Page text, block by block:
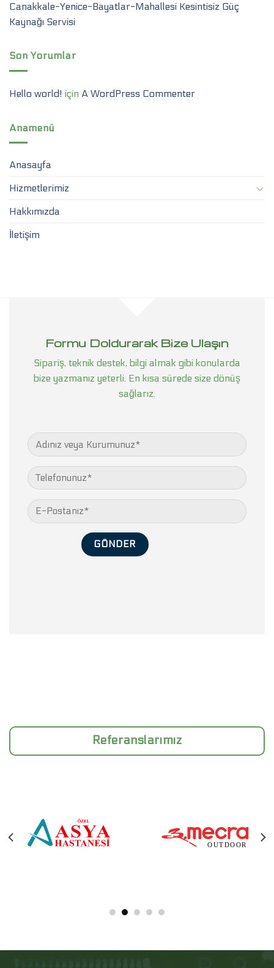
Canakkale-Yenice-Bayatlar-Mahallesi Kesintisiz Güç
Kaynağı Servisi
Son Yorumlar
Hello world! için A WordPress Commenter
Anamenü
Anasayfa
Hizmetlerimiz
Hakkımızda
İletişim
Formu Doldurarak Bize Ulaşın
Sipariş, teknik destek, bilgi almak gibi konularda
bize yazmanız yeterli. En kısa sürede size dönüş
sağlarız.
Referanslarımız